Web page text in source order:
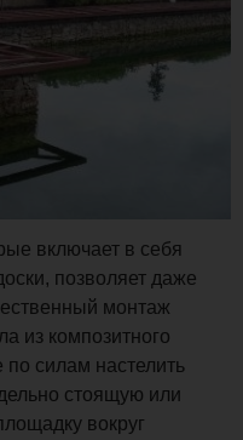
включает в себя
позволяет даже
монтаж
из композитного
силам настелить
стоящую или
вокруг